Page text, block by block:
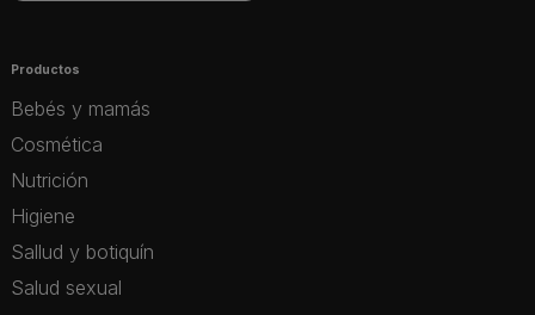
Productos
Bebés y mamás
Cosmética
Nutrición
Higiene
Sallud y botiquín
Salud sexual